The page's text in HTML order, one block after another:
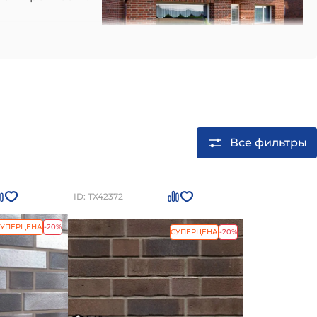
его
кирпича
могут
привычными и универсальными. Однако,
и сокращения расхода кладочного
а также текстурную. Это в сочетании с
дома.
техническими характеристиками и
задачи, важно учитывать такие моменты,
Все фильтры
-20%
ID: ТХ42372
СУПЕРЦЕНА -20%